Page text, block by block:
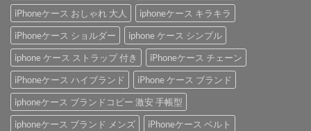
iPhoneケース おしゃれ 大人
iphoneケース キラキラ
iPhoneケース ショルダー
iphone ケース シンプル
iphone ケース ストラップ 付き
iPhoneケース チェーン
iPhoneケース ハイブランド
iPhone ケース ブランド
iphoneケース ブランドコピー 激安 手帳型
iphoneケース ブランド メンズ
iPhoneケース ベルト